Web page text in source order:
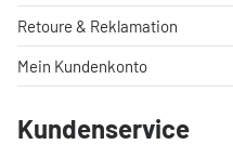
Retoure & Reklamation
Mein Kundenkonto
Kundenservice